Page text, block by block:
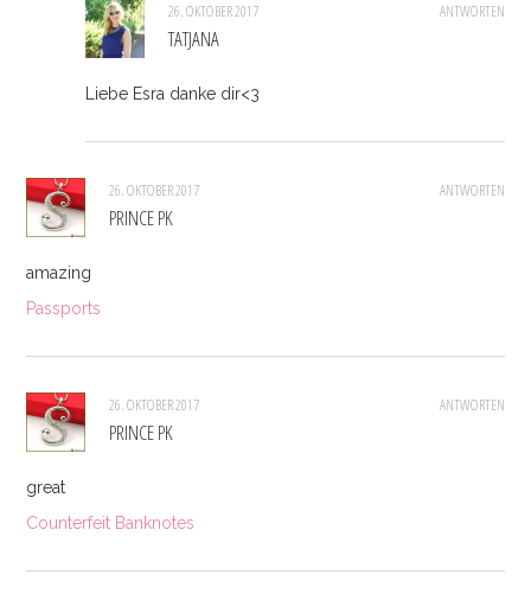
ANTWORTEN
26. OKTOBER 2017
TATJANA
Liebe Esra danke dir<3
ANTWORTEN
26. OKTOBER 2017
PRINCE PK
amazing
Passports
ANTWORTEN
26. OKTOBER 2017
PRINCE PK
great
Counterfeit Banknotes